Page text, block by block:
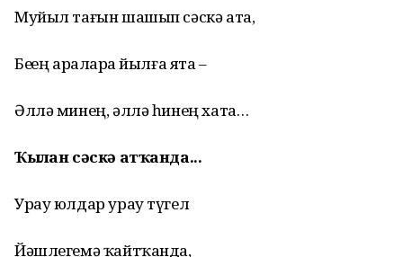
Муйыл тағын шашып сәскә ата,
Беҙҙең араларҙа йылға ята –
Әллә минең, әллә һинең хата…
Ҡылған сәскә атҡанда...
Урау юлдар урау түгел
Йәшлегемә ҡайтҡанда,